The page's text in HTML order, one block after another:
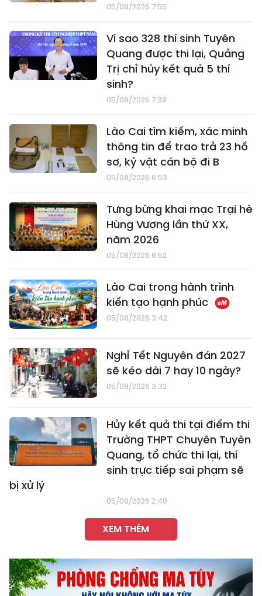
05/08/2026 7:55
Vì sao 328 thí sinh Tuyên
Quang được thi lại, Quảng
Trị chỉ hủy kết quả 5 thí
sinh?
05/08/2026 7:39
Lào Cai tìm kiếm, xác minh
thông tin để trao trả 23 hồ
sơ, kỷ vật cán bộ đi B
05/08/2026 6:53
Tưng bừng khai mạc Trại hè
Hùng Vương lần thứ XX,
năm 2026
05/08/2026 6:52
Lào Cai trong hành trình
kiến tạo hạnh phúc
05/08/2026 3:42
Nghỉ Tết Nguyên đán 2027
sẽ kéo dài 7 hay 10 ngày?
05/08/2026 3:32
Hủy kết quả thi tại điểm thi
Trường THPT Chuyên Tuyên
Quang, tổ chức thi lại, thí
sinh trực tiếp sai phạm sẽ
bị xử lý
05/08/2026 2:40
XEM THÊM